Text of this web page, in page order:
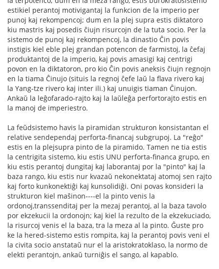
estikiel perantoj motivigantaj la funkcion de la imperio per
punoj kaj rekompencoj; dum en la plej supra estis diktatoro
kiu mastris kaj posedis ĉiujn risurcojn de la tuta socio. Per la
sistemo de punoj kaj rekompencoj, la dinastio Ĉin povis
instigis kiel eble plej grandan potencon de farmistoj, la ĉefaj
produktantoj de la imperio, kaj povis amasigi kaj centrigi
povon en la diktatoron, pro kio Ĉin povis aneksis ĉiujn regnojn
en la tiama Ĉinujo (situis la regnoj ĉefe laŭ la flava rivero kaj
la Yang-tze rivero kaj inter ili.) kaj unuigis tiaman Ĉinujon.
Ankaŭ la leĝofarado-rajto kaj la laŭleĝa perfortorajto estis en
la manoj de imperiestro.
La feŭdsistemo havis la piramidan strukturon konsistantan el
relative sendependaj perforta-financaj subgrupoj. La "reĝo"
estis en la plejsupra pinto de la piramido. Tamen ne tia estis
la centrigita sistemo, kiu estis UNU perforta-financa grupo, en
kiu estis perantoj dungitaj kaj laborantaj por la "pinto" kaj la
baza rango, kiu estis nur kvazaŭ nekonektataj atomoj sen rajto
kaj forto kunkonektiĝi kaj kunsolidiĝi. Oni povas konsideri la
strukturon kiel maŝinon----el la pinto venis la
ordonoj,transsenditaj per la mezaj perantoj, al la baza tavolo
por ekzekucii la ordonojn; kaj kiel la rezulto de la ekzekuciado,
la risurcoj venis el la baza, tra la meza al la pinto. Ĝuste pro
ke la hered-sistemo estis rompita, kaj la perantoj povis veni el
la civita socio anstataŭ nur el la aristokratoklaso, la normo de
elekti perantojn, ankaŭ turniĝis el sango, al kapablo.